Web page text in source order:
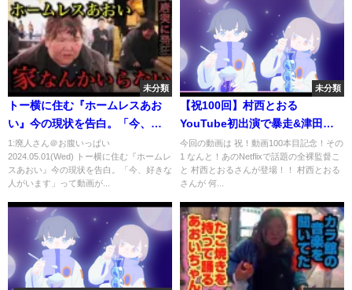
未分類
トー横に住む『ホームレスあお
い』今の現状を告白。「今、好
きな人がいます」
1:廃人さん＠お腹いっぱい
2024.05.01(Wed) トー横に住む『ホームレ
スあおい』今の現状を告白。「今、好きな
人がいます」って動画が...
未分類
【祝100回】村西とおる
YouTube初出演で暴走&津田め
っちゃ怒られる！
今回の動画は 祝！動画100本目記念！その
1 なんと！あのNetflixで話題の全裸監督こ
と 村西とおるさんが登場！！ 村西とおる
さんが 何...